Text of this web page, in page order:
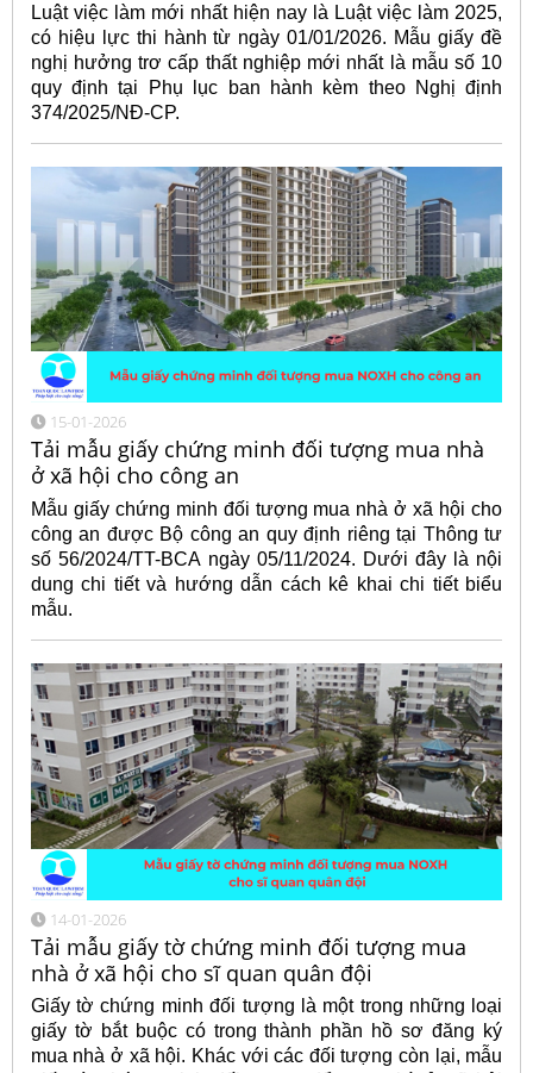
Luật việc làm mới nhất hiện nay là Luật việc làm 2025,
có hiệu lực thi hành từ ngày 01/01/2026. Mẫu giấy đề
nghị hưởng trơ cấp thất nghiệp mới nhất là mẫu số 10
quy định tại Phụ lục ban hành kèm theo Nghị định
374/2025/NĐ-CP.
15-01-2026
Tải mẫu giấy chứng minh đối tượng mua nhà
ở xã hội cho công an
Mẫu giấy chứng minh đối tượng mua nhà ở xã hội cho
công an được Bộ công an quy định riêng tại Thông tư
số 56/2024/TT-BCA ngày 05/11/2024. Dưới đây là nội
dung chi tiết và hướng dẫn cách kê khai chi tiết biểu
mẫu.
14-01-2026
Tải mẫu giấy tờ chứng minh đối tượng mua
nhà ở xã hội cho sĩ quan quân đội
Giấy tờ chứng minh đối tượng là một trong những loại
giấy tờ bắt buộc có trong thành phần hồ sơ đăng ký
mua nhà ở xã hội. Khác với các đối tượng còn lại, mẫu